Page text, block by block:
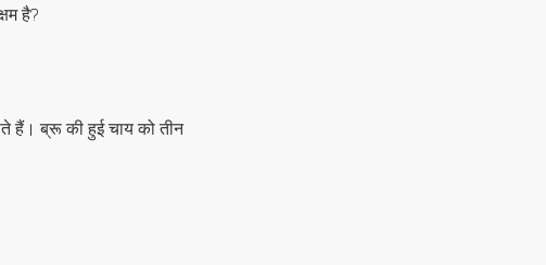
है?
हैं। ब्रू की हुई चाय को तीन